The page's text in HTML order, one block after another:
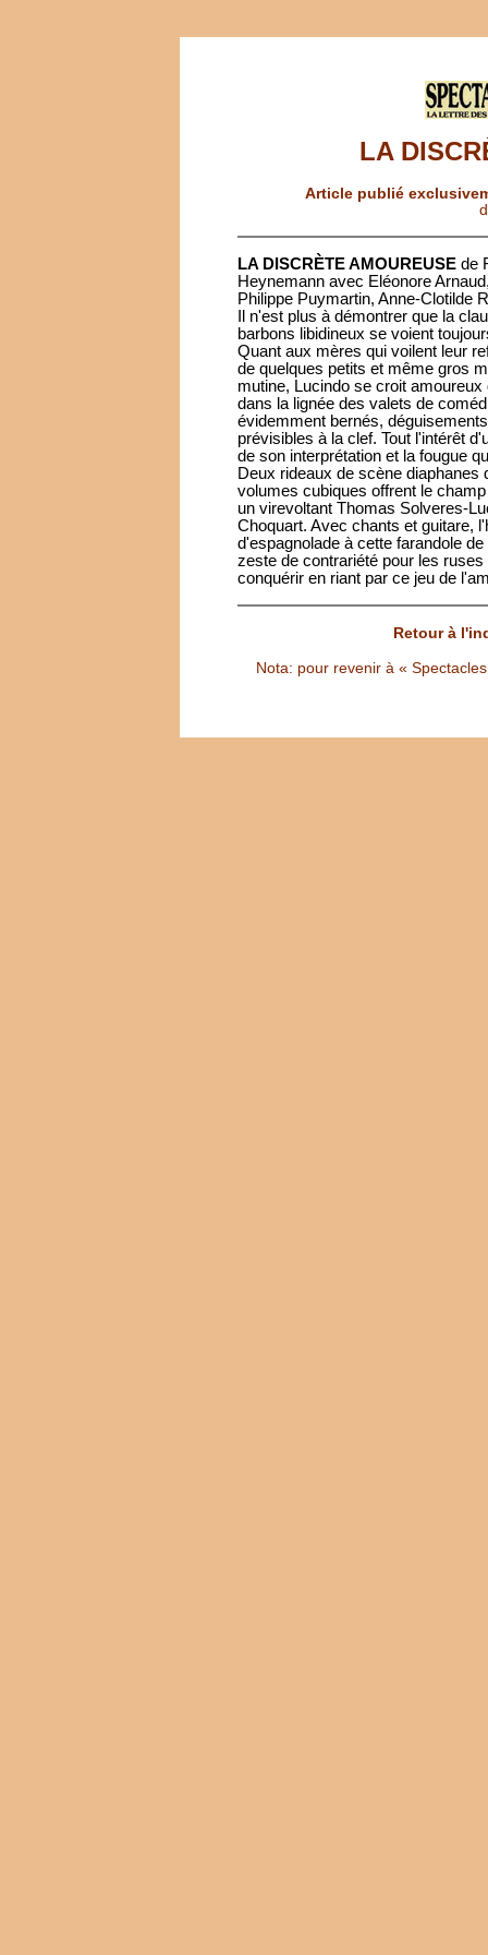
LA
Article publié
LA DISCRÈTE AMOUREUSE de
Heynemann avec Eléonore
Philippe Puymartin, Anne-Clotilde
Il n'est plus à démontrer que la
barbons libidineux se voient
Quant aux mères qui voilent leur
de quelques petits et même gros
mutine, Lucindo se croit
dans la lignée des valets de
évidemment bernés,
prévisibles à la clef. Tout l'intérêt
de son interprétation et la fougue
Deux rideaux de scène
volumes cubiques offrent le
un virevoltant Thomas Solveres-
Choquart. Avec chants et guitare,
d'espagnolade à cette farandole
zeste de contrariété pour les
conquérir en riant par ce jeu de
Retour à
Nota: pour revenir à «